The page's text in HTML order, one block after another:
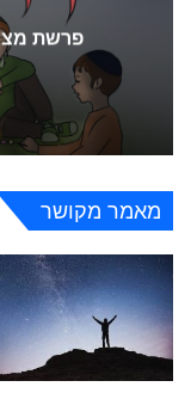
פרשת
מאמר מקושר